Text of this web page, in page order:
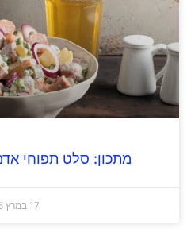
מתכון: סלט תפוחי אדמה